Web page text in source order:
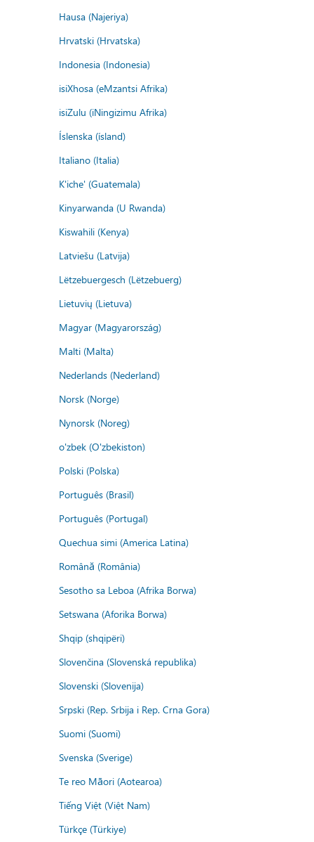
Hausa (Najeriya)
Hrvatski (Hrvatska)
Indonesia (Indonesia)
isiXhosa (eMzantsi Afrika)
isiZulu (iNingizimu Afrika)
Íslenska (ísland)
Italiano (Italia)
K'iche' (Guatemala)
Kinyarwanda (U Rwanda)
Kiswahili (Kenya)
Latviešu (Latvija)
Lëtzebuergesch (Lëtzebuerg)
Lietuvių (Lietuva)
Magyar (Magyarország)
Malti (Malta)
Nederlands (Nederland)
Norsk (Norge)
Nynorsk (Noreg)
o'zbek (O'zbekiston)
Polski (Polska)
Português (Brasil)
Português (Portugal)
Quechua simi (America Latina)
Română (România)
Sesotho sa Leboa (Afrika Borwa)
Setswana (Aforika Borwa)
Shqip (shqipëri)
Slovenčina (Slovenská republika)
Slovenski (Slovenija)
Srpski (Rep. Srbija i Rep. Crna Gora)
Suomi (Suomi)
Svenska (Sverige)
Te reo Māori (Aotearoa)
Tiếng Việt (Việt Nam)
Türkçe (Türkiye)